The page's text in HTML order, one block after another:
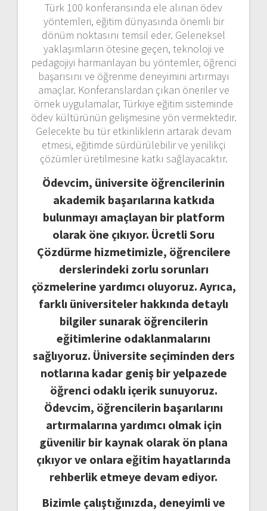
Türk 100 konferansında ele alınan ödev
yöntemleri, eğitim dünyasında önemli bir
dönüm noktasını temsil eder. Geleneksel
yaklaşımların ötesine geçen, teknoloji ve
pedagojiyi harmanlayan bu yöntemler, öğrenci
başarısını ve öğrenme deneyimini artırmayı
amaçlar. Konferanslardan çıkan öneriler ve
örnek uygulamalar, Türkiye eğitim sisteminde
ödev kültürünün gelişmesine yön vermektedir.
Gelecekte bu tür etkinliklerin artarak devam
etmesi, eğitimde sürdürülebilir ve yenilikçi
çözümler üretilmesine katkı sağlayacaktır.
Ödevcim, üniversite öğrencilerinin
akademik başarılarına katkıda
bulunmayı amaçlayan bir platform
olarak öne çıkıyor. Ücretli Soru
Çözdürme hizmetimizle, öğrencilere
derslerindeki zorlu sorunları
çözmelerine yardımcı oluyoruz. Ayrıca,
farklı üniversiteler hakkında detaylı
bilgiler sunarak öğrencilerin
eğitimlerine odaklanmalarını
sağlıyoruz. Üniversite seçiminden ders
notlarına kadar geniş bir yelpazede
öğrenci odaklı içerik sunuyoruz.
Ödevcim, öğrencilerin başarılarını
artırmalarına yardımcı olmak için
güvenilir bir kaynak olarak ön plana
çıkıyor ve onlara eğitim hayatlarında
rehberlik etmeye devam ediyor.
Bizimle çalıştığınızda, deneyimli ve